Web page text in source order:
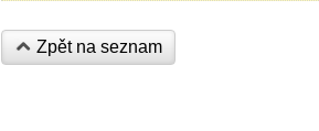
Zpět na seznam